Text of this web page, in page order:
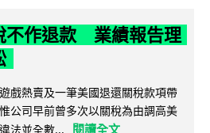
不作退款 業績報告理
戲熱賣及一筆美國退還關稅款項帶
公司早前曾多次以關稅為由調高美
法並全數...
閱讀全文